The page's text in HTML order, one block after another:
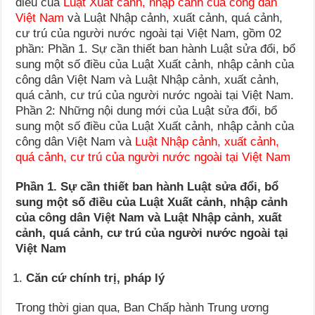
Việt Nam và Luật Nhập cảnh, xuất cảnh, quá cảnh,
cư trú của người nước ngoài tại Việt Nam, gồm 02
phần: Phần 1. Sự cần thiết ban hành Luật sửa đổi, bổ
sung một số điều của Luật Xuất cảnh, nhập cảnh của
công dân Việt Nam và Luật Nhập cảnh, xuất cảnh,
quá cảnh, cư trú của người nước ngoài tại Việt Nam.
Phần 2: Những nội dung mới của Luật sửa đổi, bổ
sung một số điều của Luật Xuất cảnh, nhập cảnh của
công dân Việt Nam và Luật Nhập cảnh, xuất cảnh,
quá cảnh, cư trú của người nước ngoài tại Việt Nam
Phần 1. Sự cần thiết ban hành Luật sửa đổi, bổ
sung một số điều của Luật Xuất cảnh, nhập cảnh
của công dân Việt Nam và Luật Nhập cảnh, xuất
cảnh, quá cảnh, cư trú của người nước ngoài tại
Việt Nam
Căn cứ chính trị, pháp lý
Trong thời gian qua, Ban Chấp hành Trung ương